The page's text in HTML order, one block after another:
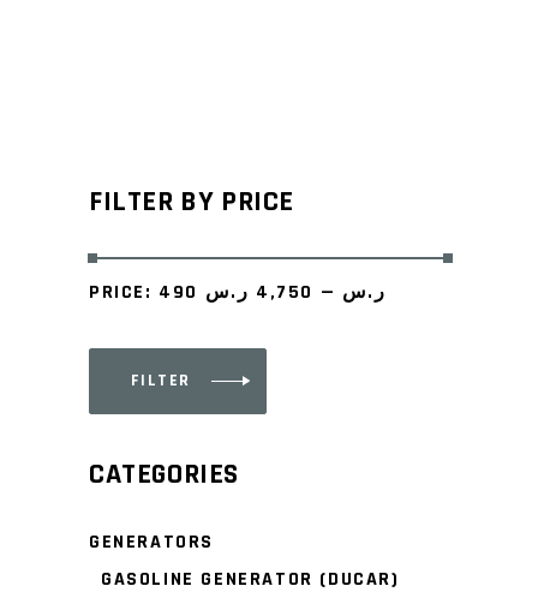
FILTER BY PRICE
price
price
FILTER
PRICE: 490 ر.س — 4,750 ر.س
CATEGORIES
GENERATORS
GASOLINE GENERATOR (DUCAR)